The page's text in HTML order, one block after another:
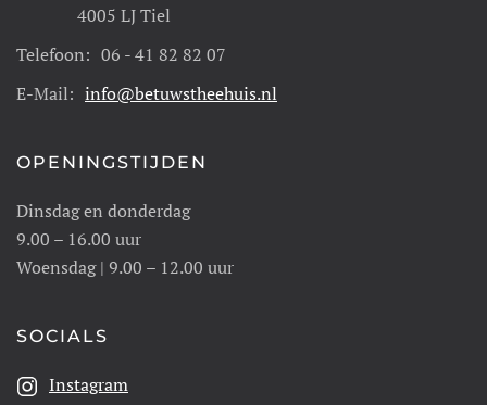
4005 LJ Tiel
Telefoon: 06 - 41 82 82 07
E-Mail: info@betuwstheehuis.nl
OPENINGSTIJDEN
Dinsdag en donderdag
9.00 – 16.00 uur
Woensdag | 9.00 – 12.00 uur
SOCIALS
Instagram